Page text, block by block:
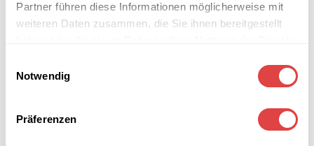
Partner führen diese Informationen möglicherweise mit
weiteren Daten zusammen, die Sie ihnen bereitgestellt
Notwendig
Präferenzen